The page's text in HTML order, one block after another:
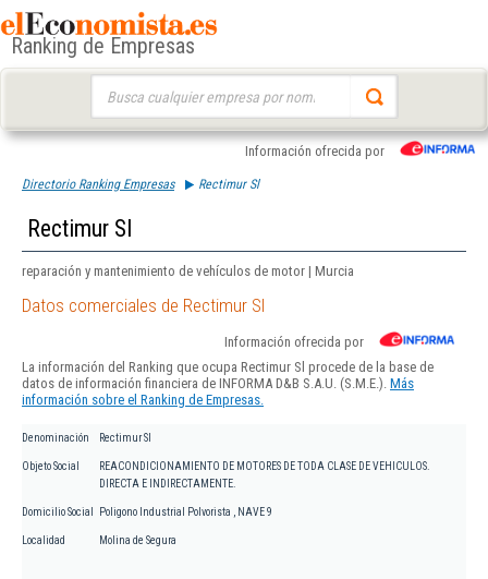
Ranking de Empresas
Información ofrecida por
Directorio Ranking Empresas Rectimur Sl
Rectimur Sl
reparación y mantenimiento de vehículos de motor | Murcia
Datos comerciales de Rectimur Sl
Información ofrecida por
La información del Ranking que ocupa Rectimur Sl procede de la base de
datos de información financiera de INFORMA D&B S.A.U. (S.M.E.). Más
información sobre el Ranking de Empresas.
Denominación Rectimur Sl
Objeto Social
REACONDICIONAMIENTO DE MOTORES DE TODA CLASE DE VEHICULOS.
DIRECTA E INDIRECTAMENTE.
Domicilio Social Poligono Industrial Polvorista , NAVE 9
Localidad Molina de Segura